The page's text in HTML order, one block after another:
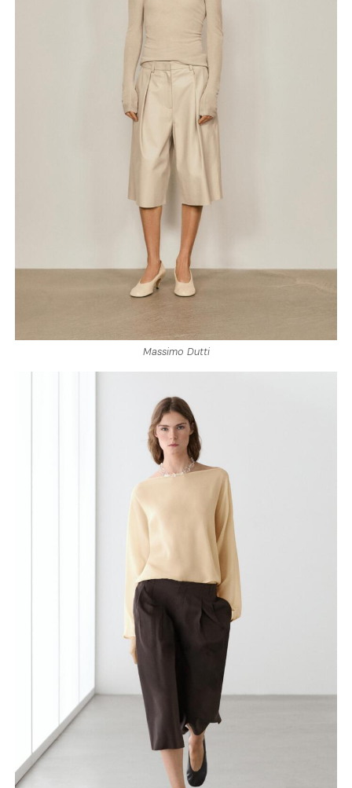
Massimo Dutti